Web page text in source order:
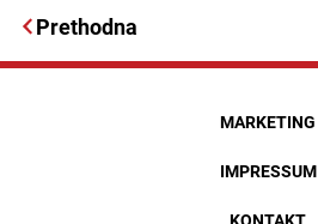
Prethodna
MARKETING
IMPRESSUM